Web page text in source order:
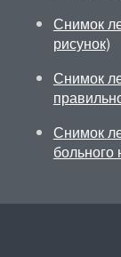
Снимок
рисунок)
Снимок
Снимок
больного